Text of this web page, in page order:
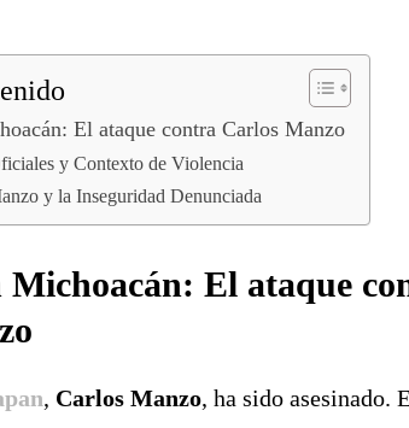
El ataque contra Carlos Manzo
y Contexto de Violencia
y la Inseguridad Denunciada
Michoacán: El ataque
, Carlos Manzo, ha sido asesinado.